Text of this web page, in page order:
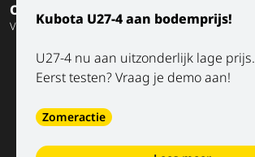
Kubota U27-4 aan bodemprijs!
U27-4 nu aan uitzonderlijk lage prijs.
Eerst testen? Vraag je demo aan!
Zomeractie
Op de hoogte blijven?
Volg onze socials